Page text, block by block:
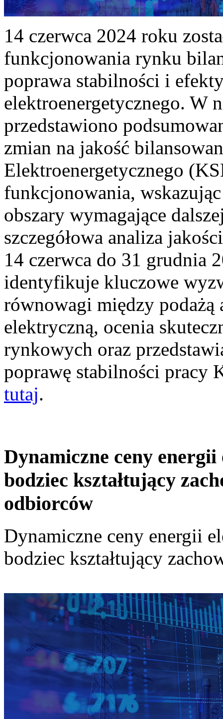
14 czerwca 2024 roku
funkcjonowania rynku
poprawa stabilności i
elektroenergetycznego. W
przedstawiono
zmian na jakość
Elektroenergetycznego
funkcjonowania,
obszary wymagające
szczegółowa analiza
14 czerwca do 31 grudnia
identyfikuje kluczowe
równowagi między podażą
elektryczną, ocenia
rynkowych oraz
poprawę stabilności pracy
tutaj.
Dynamiczne ceny
bodziec kształtujący
odbiorców
Dynamiczne ceny energii
bodziec kształtujący